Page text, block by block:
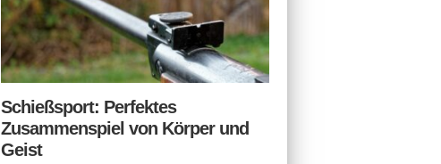
Schießsport: Perfektes
Zusammenspiel von Körper und
Geist